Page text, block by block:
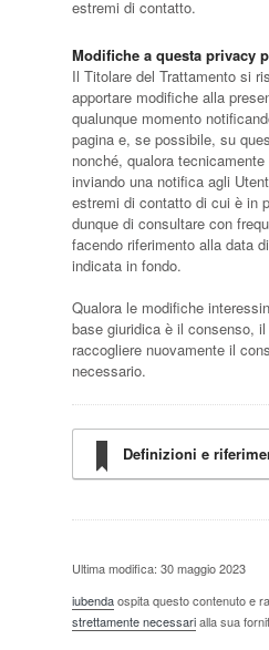
estremi di contatto.
Modifiche a questa privacy
Il Titolare del Trattamento si
apportare modifiche alla
qualunque momento
pagina e, se possibile, su
nonché, qualora
inviando una notifica agli
estremi di contatto di cui è in
dunque di consultare con
facendo riferimento alla data
indicata in fondo.
Qualora le modifiche
base giuridica è il consenso,
raccogliere nuovamente il
necessario.
Definizioni e
Ultima modifica: 30 maggio 2023
iubendaospita questo contenuto e
strettamente necessarialla sua